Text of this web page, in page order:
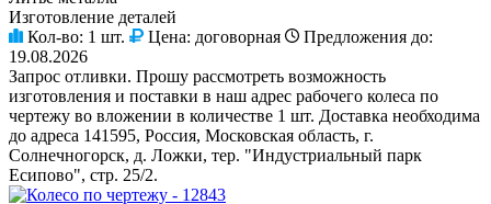
Изготовление деталей
Кол-во: 1 шт. Цена: договорная
Предложения до:
19.08.2026
Запрос отливки. Прошу рассмотреть возможность
изготовления и поставки в наш адрес рабочего колеса по
чертежу во вложении в количестве 1 шт. Доставка необходима
до адреса 141595, Россия, Московская область, г.
Солнечногорск, д. Ложки, тер. "Индустриальный парк
Есипово", стр. 25/2.